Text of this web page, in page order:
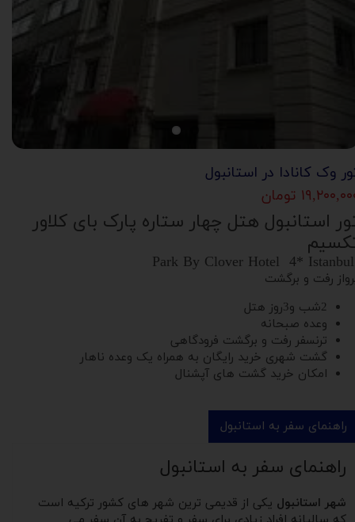
وک کانادا در استانبول
تومان
استانبول هتل چهار ستاره پارک بای کلاور
رفت و برگشت
2شب و3روز هتل
وعده صبحانه
ترنسفر رفت و برگشت فرودگاهی
گشت شهری خرید رایگان به همراه یک وعده ناهار
امکان خرید گشت های آپشنال
راهنمای سفر به استانبول
راهنمای سفر به استانبول
شهر استانبول یکی از قدیمی ترین شهر های کشور ترکیه است